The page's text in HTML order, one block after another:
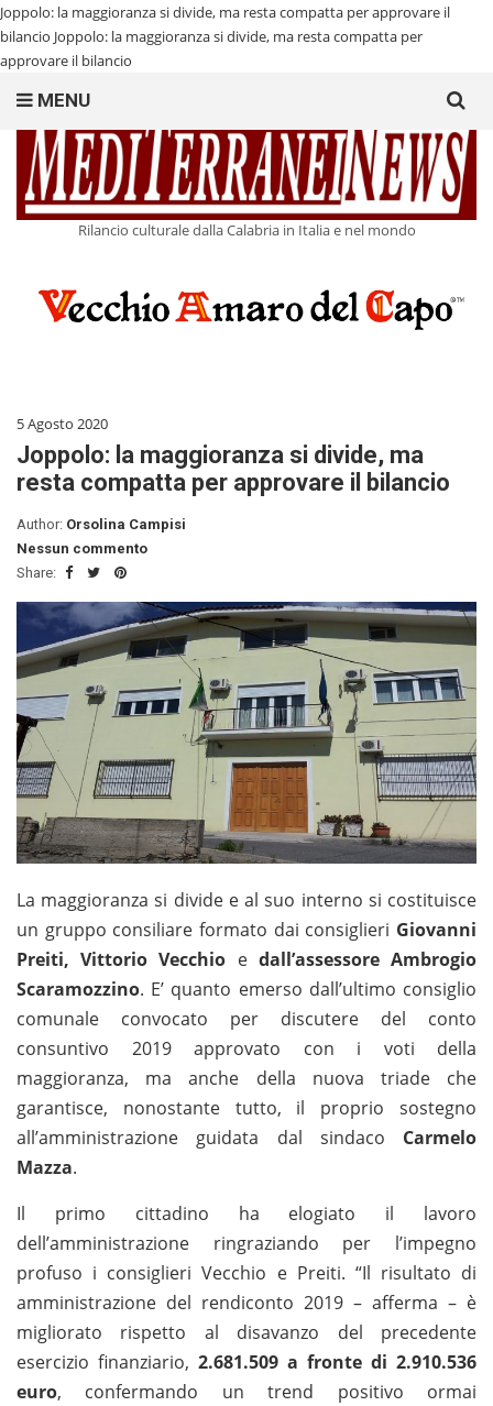
Joppolo: la maggioranza si divide, ma resta compatta per approvare il
bilancio Joppolo: la maggioranza si divide, ma resta compatta per
approvare il bilancio
Rilancio culturale dalla Calabria in Italia e nel mondo
MENU
for:
5 Agosto 2020
Joppolo: la maggioranza si divide, ma
resta compatta per approvare il bilancio
Author: Orsolina Campisi
Nessun commento
Share:
La maggioranza si divide e al suo interno si costituisce
un gruppo consiliare formato dai consiglieri Giovanni
Preiti, Vittorio Vecchio edall’assessore Ambrogio
Scaramozzino. E’ quanto emerso dall’ultimo consiglio
comunale convocato per discutere del conto
consuntivo 2019 approvato con i voti della
maggioranza, ma anche della nuova triade che
garantisce, nonostante tutto, il proprio sostegno
all’amministrazione guidata dal sindaco Carmelo
Mazza.
Il primo cittadino ha elogiato il lavoro
dell’amministrazione ringraziando per l’impegno
profuso i consiglieri Vecchio e Preiti. “Il risultato di
amministrazione del rendiconto 2019 – afferma – è
migliorato rispetto al disavanzo del precedente
esercizio finanziario, 2.681.509 a fronte di 2.910.536
euro, confermando un trend positivo ormai